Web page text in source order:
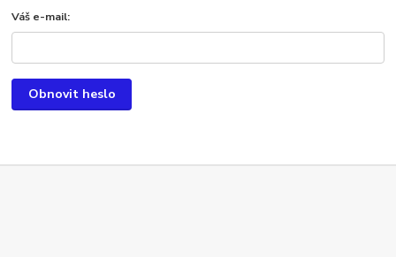
Váš e-mail:
Obnovit heslo